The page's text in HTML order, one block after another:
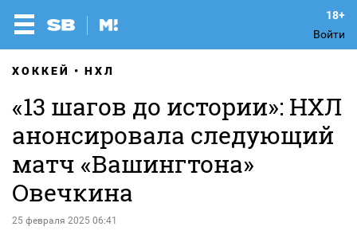
Войти
ХОККЕЙ НХЛ
«13 шагов до истории»: НХЛ
анонсировала следующий
матч «Вашингтона»
Овечкина
25 февраля 2025 06:41